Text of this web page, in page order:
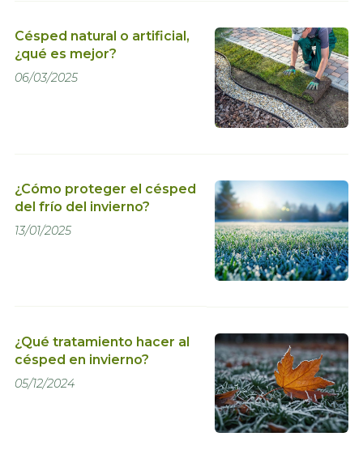
Césped natural o artificial,
¿qué es mejor?
06/03/2025
¿Cómo proteger el césped
del frío del invierno?
13/01/2025
¿Qué tratamiento hacer al
césped en invierno?
05/12/2024